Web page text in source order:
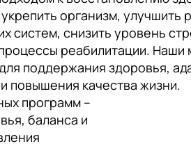
организм, улучшить
систем, снизить уровень
реабилитации. Наши
поддержания здоровья,
повышения качества жизни.
программ –
баланса и